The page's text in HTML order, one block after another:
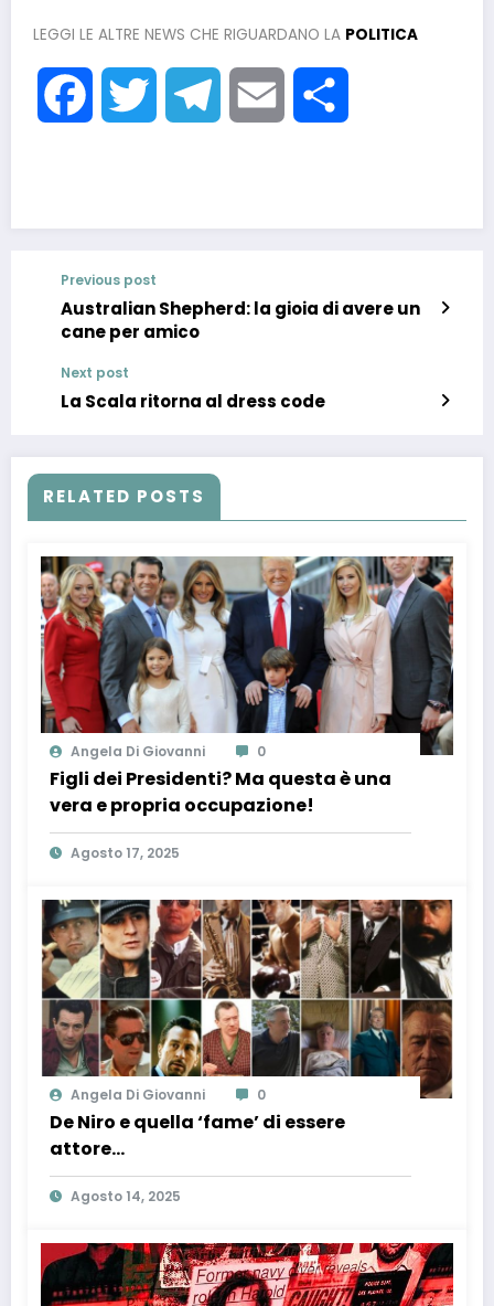
LEGGI LE ALTRE NEWS CHE RIGUARDANO LA POLITICA
FacebookTwitter TelegramEmail
Previous post
Australian Shepherd: la gioia di avere un
cane per amico
Next post
La Scala ritorna al dress code
RELATED POSTS
Angela Di Giovanni 0
Figli dei Presidenti? Ma questa è una
vera e propria occupazione!
Agosto 17, 2025
Angela Di Giovanni 0
De Niro e quella ‘fame’ di essere
attore…
Agosto 14, 2025